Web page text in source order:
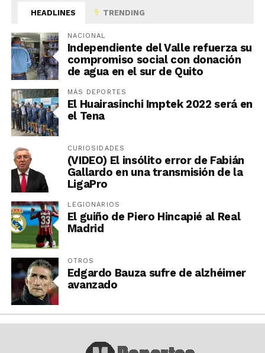
HEADLINES TRENDING
NACIONAL
Independiente del Valle refuerza su
compromiso social con donación
de agua en el sur de Quito
MÁS DEPORTES
El Huairasinchi Imptek 2022 será en
el Tena
CURIOSIDADES
(VIDEO) El insólito error de Fabián
Gallardo en una transmisión de la
LigaPro
LEGIONARIOS
El guiño de Piero Hincapié al Real
Madrid
OTROS
Edgardo Bauza sufre de alzhéimer
avanzado